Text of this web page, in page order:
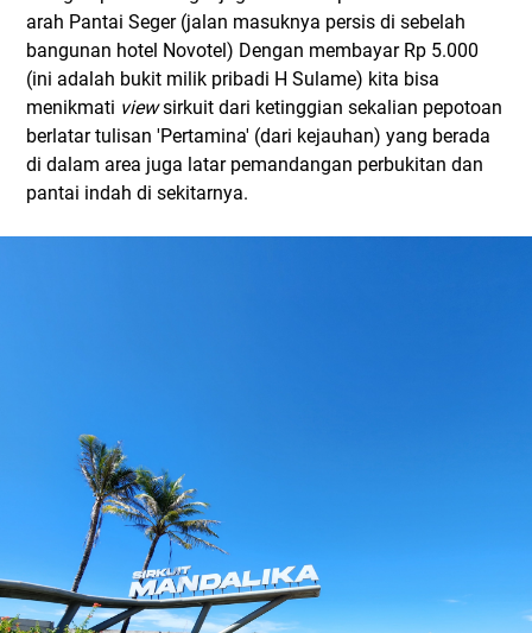
arah Pantai Seger (jalan masuknya persis di sebelah
bangunan hotel Novotel) Dengan membayar Rp 5.000
(ini adalah bukit milik pribadi H Sulame) kita bisa
menikmati viewsirkuit dari ketinggian sekalian pepotoan
berlatar tulisan 'Pertamina' (dari kejauhan) yang berada
di dalam area juga latar pemandangan perbukitan dan
pantai indah di sekitarnya.